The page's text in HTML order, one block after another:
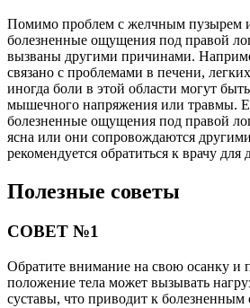
Помимо проблем с желчным пузырем
болезненные ощущения под правой
вызваны другими причинами.
связано с проблемами в печени,
иногда боли в этой области могут быть
мышечного напряжения или травмы.
болезненные ощущения под правой
ясна или они сопровождаются
рекомендуется обратиться к врачу
Полезные советы
СОВЕТ №1
Обратите внимание на свою осанку и
положение тела может вызывать
суставы, что приводит к